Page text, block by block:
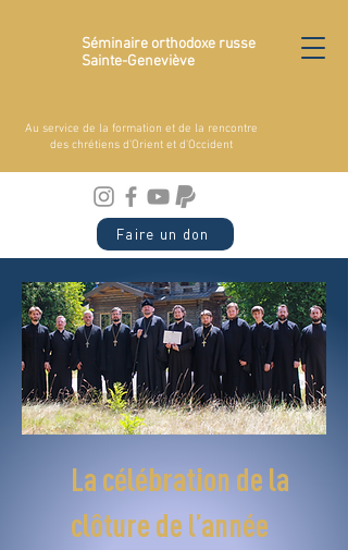
Séminaire orthodoxe russe
Sainte-Geneviève
Au service de la formation et de la rencontre
des chrétiens d'Orient et d'Occident
Faire un don
La célébration de la
clôture de l’année